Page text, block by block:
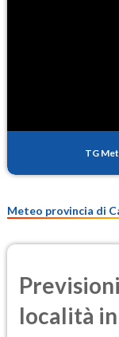
TG
Meteo provincia di
località